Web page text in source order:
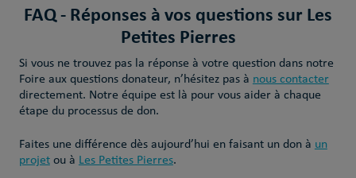
FAQ - Réponses à vos questions sur Les
Petites Pierres
Si vous ne trouvez pas la réponse à votre question dans notre
Foire aux questions donateur, n’hésitez pas à nous contacter
directement. Notre équipe est là pour vous aider à chaque
étape du processus de don.
Faites une différence dès aujourd’hui en faisant un don à un
projetou à Les Petites Pierres.